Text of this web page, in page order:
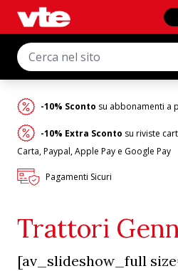
-10% Sconto su abbonamenti a
-10% Extra Sconto su riviste
Carta, Paypal, Apple Pay e Google Pay
Pagamenti Sicuri
Trattori
[av_slideshow_full